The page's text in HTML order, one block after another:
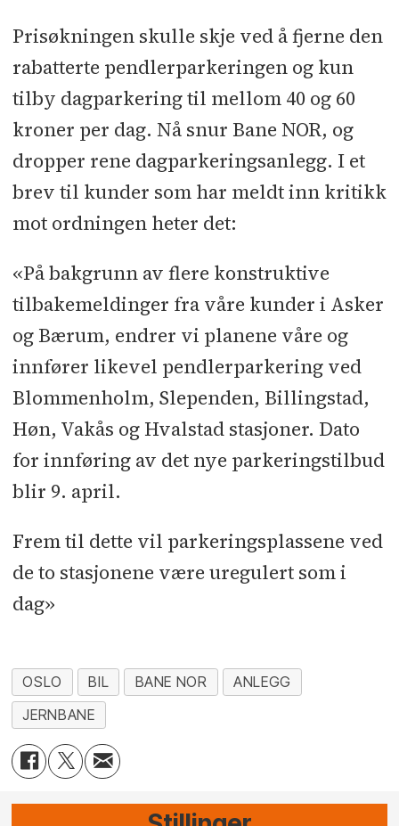
Prisøkningen skulle skje ved å fjerne den
rabatterte pendlerparkeringen og kun
tilby dagparkering til mellom 40 og 60
kroner per dag. Nå snur Bane NOR, og
dropper rene dagparkeringsanlegg. I et
brev til kunder som har meldt inn kritikk
mot ordningen heter det:
«På bakgrunn av flere konstruktive
tilbakemeldinger fra våre kunder i Asker
og Bærum, endrer vi planene våre og
innfører likevel pendlerparkering ved
Blommenholm, Slependen, Billingstad,
Høn, Vakås og Hvalstad stasjoner. Dato
for innføring av det nye parkeringstilbud
blir 9. april.
Frem til dette vil parkeringsplassene ved
de to stasjonene være uregulert som i
dag»
OSLO BIL BANE NOR
ANLEGG
JERNBANE